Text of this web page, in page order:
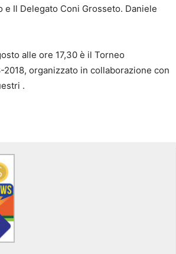
Il Delegato Coni Grosseto. Daniele
alle ore 17,30 è il Torneo
organizzato in collaborazione con
.